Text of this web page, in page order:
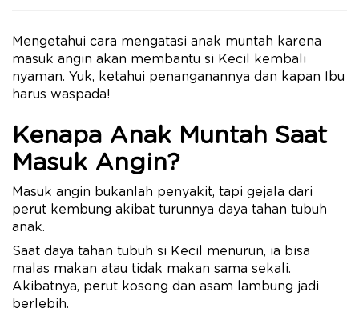
Mengetahui cara mengatasi anak muntah karena
masuk angin akan membantu si Kecil kembali
nyaman. Yuk, ketahui penanganannya dan kapan Ibu
harus waspada!
Kenapa Anak Muntah Saat
Masuk Angin?
Masuk angin bukanlah penyakit, tapi gejala dari
perut kembung akibat turunnya daya tahan tubuh
anak.
Saat daya tahan tubuh si Kecil menurun, ia bisa
malas makan atau tidak makan sama sekali.
Akibatnya, perut kosong dan asam lambung jadi
berlebih.